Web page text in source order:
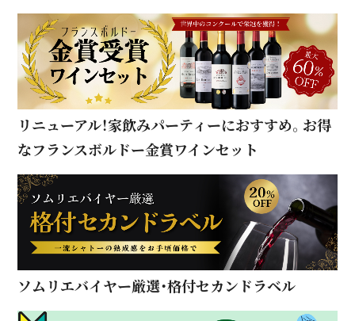
リニューアル！家飲みパーティーにおすすめ。お得
なフランスボルドー金賞ワインセット
ソムリエバイヤー厳選・格付セカンドラベル